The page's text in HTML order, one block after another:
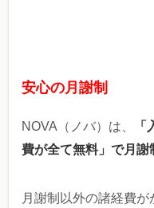
安心の月謝制
NOVA（ノバ）は、
費が全て無料」で月謝
月謝制以外の諸経費が